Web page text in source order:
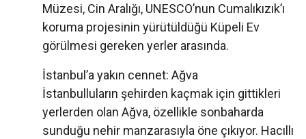
Müzesi, Cin Aralığı, UNESCO’nun Cumalıkızık’ı
koruma projesinin yürütüldüğü Küpeli Ev
görülmesi gereken yerler arasında.
İstanbul’a yakın cennet: Ağva
İstanbulluların şehirden kaçmak için gittikleri
yerlerden olan Ağva, özellikle sonbaharda
sunduğu nehir manzarasıyla öne çıkıyor. Hacıllı